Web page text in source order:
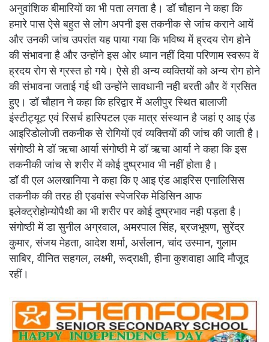
अनुवांशिक बीमारियों का भी पता लगता है। डॉ चौहान ने कहा कि
हमारे पास ऐसे बहुत से लोग अपनी इस तकनीक से जांच कराने आयें
और उनकी जांच उपरांत यह पाया गया कि भविष्य में ह्रदय रोग होने
की संभावना है और उन्होंने इस ओर ध्यान नहीं दिया परिणाम स्वरूप वें
ह्रदय रोग से ग्रस्त हो गये। ऐसे ही अन्य व्यक्तियों को अन्य रोग होने
की संभावना जताई गई थी उन्होंने सावधानी नही बरती और वें ग्रसित
हुए। डॉ चौहान ने कहा कि हरिद्वार में अलीपुर स्थित बालाजी
इंस्टीट्यूट एवं रिसर्च हास्पिटल एक मात्र संस्थान है जहां ए आइ एंड
आइरिडोलोजी तकनीक से रोगियों एवं व्यक्तियों की जांच की जाती है।
संगोष्ठी मे डॉ ऋचा आर्या संगोष्ठी मे डॉ ऋचा आर्या ने कहा कि इस
तकनीकी जांच से शरीर में कोई दुष्प्रभाव भी नहीं होता है।
डॉ वी एल अलखानिया ने कहा कि ए आइ एंड आइरिस एनालिसिस
तकनीक की तरह ही एडवांस स्पेजरिक मेडिसिन आफ
इलेक्ट्रोहोम्योपैथी का भी शरीर पर कोई दुष्प्रभाव नही पड़ता है।
संगोष्ठी में डा सुनील अग्रवाल, अमरपाल सिंह, ब्रजभूषण, सुरेंद्र
कुमार, संजय मेहता, आदेश शर्मा, अर्सलान, चांद उस्मान, गुलाम
साबिर, वीनित सहगल, लक्ष्मी, रूद्राक्षी, हीना कुशवाहा आदि मौजूद
रहीं।